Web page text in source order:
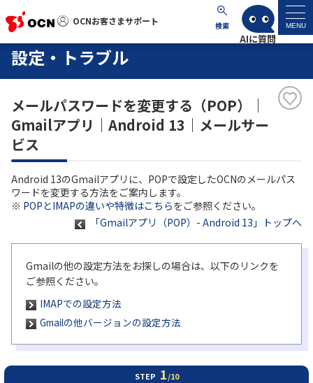
OCNお客さまサポート 検索 MENU
OCNお客さまサポート
サポートトップ
よくあるご質問
工事・故障情報
各種ダウンロード
お問い合わせ
履歴・お気に入り
設定・トラブル
メールパスワードを変更する（POP）｜
Gmailアプリ｜Android 13｜メールサー
ビス
Android 13のGmailアプリに、POPで設定したOCNのメールパス
ワードを変更する方法をご案内します。
※ POPとIMAPの違いや特徴はこちらをご参照ください。
「Gmailアプリ（POP）- Android 13」トップへ
Gmailの他の設定方法をお探しの場合は、以下のリンクを
ご参照ください。
IMAPでの設定方法
Gmailの他バージョンの設定方法
STEP 1/10